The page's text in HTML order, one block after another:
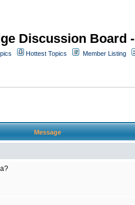
Discussion Board
Hottest Topics Member Listing
Message